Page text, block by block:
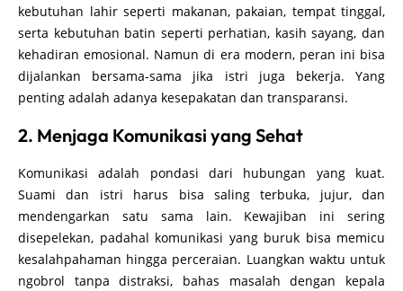
kebutuhan lahir seperti makanan, pakaian, tempat tinggal,
serta kebutuhan batin seperti perhatian, kasih sayang, dan
kehadiran emosional. Namun di era modern, peran ini bisa
dijalankan bersama-sama jika istri juga bekerja. Yang
penting adalah adanya kesepakatan dan transparansi.
2. Menjaga Komunikasi yang Sehat
Komunikasi adalah pondasi dari hubungan yang kuat.
Suami dan istri harus bisa saling terbuka, jujur, dan
mendengarkan satu sama lain. Kewajiban ini sering
disepelekan, padahal komunikasi yang buruk bisa memicu
kesalahpahaman hingga perceraian. Luangkan waktu untuk
ngobrol tanpa distraksi, bahas masalah dengan kepala